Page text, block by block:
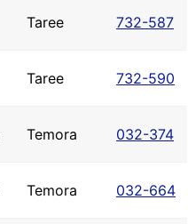
Taree 732-587
Taree 732-590
Temora 032-374
Temora 032-664